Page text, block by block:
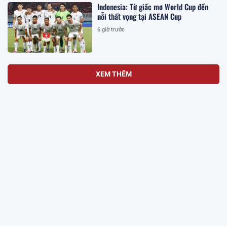
Indonesia: Từ giấc mơ World Cup đến
nỗi thất vọng tại ASEAN Cup
6 giờ trước
XEM THÊM